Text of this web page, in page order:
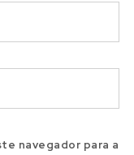
navegador para a